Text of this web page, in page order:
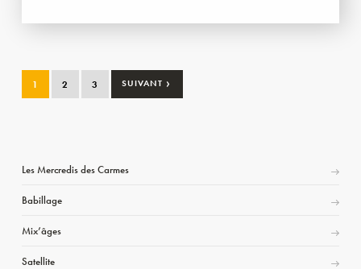
1 2 3 SUIVANT ›
Les Mercredis des Carmes
Babillage
Mix’âges
Satellite